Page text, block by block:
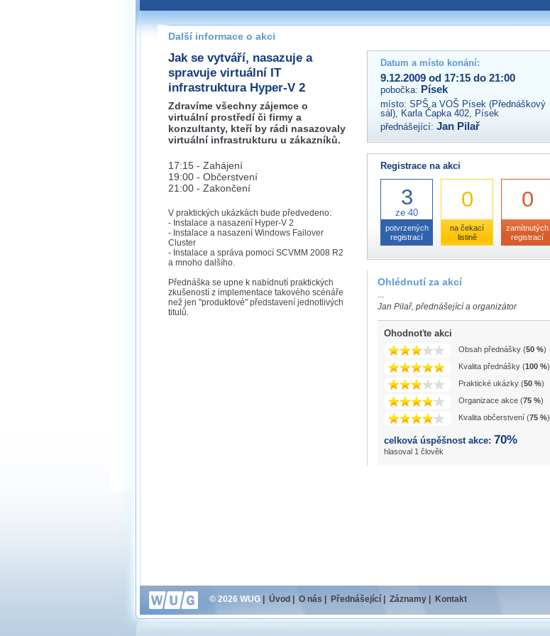
Pokud máte jakýkoliv dotaz na organizátory této akce,
prosím neváhejte nás kontaktovat na e-mailu:
pisek@wug.cz
Další informace o akci
Jak se vytváří, nasazuje a
spravuje virtuální IT
infrastruktura Hyper-V 2
Zdravíme všechny zájemce o
virtuální prostředí či firmy a
konzultanty, kteří by rádi nasazovaly
virtuální infrastrukturu u zákazníků.
17:15 - Zahájení
19:00 - Občerstvení
21:00 - Zakončení
V praktických ukázkách bude předvedeno:
- Instalace a nasazení Hyper-V 2
- Instalace a nasazení Windows Failover
Cluster
- Instalace a správa pomocí SCVMM 2008 R2
a mnoho dalšího.
Přednáška se upne k nabídnutí praktických
zkušeností z implementace takového scénáře
než jen "produktové" představení jednotlivých
titulů.
Datum a místo konání:
9.12.2009 od 17:15 do 21:00
pobočka: Písek
místo: SPŠ a VOŠ Písek (Přednáškový
sál), Karla Čapka 402, Písek
přednášející: Jan Pilař
Registrace na akci
3
ze 40
potvrzených
registrací
0
na čekací
listině
0
zamítnutých
registrací
Ohlédnutí za akcí
...
Jan Pilař, přednášející a organizátor
Ohodnoťte akci
Obsah přednášky (50 %)
Kvalita přednášky (100 %)
Praktické ukázky (50 %)
Organizace akce (75 %)
Kvalita občerstvení (75 %)
celková úspěšnost akce: 70%
hlasoval 1 člověk
© 2026 WUG Úvod O nás Přednášející Záznamy Kontakt